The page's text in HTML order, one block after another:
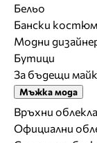
Бельо
Бански
Модни
Бутици
За бъдещи
Мъжка мода
Връхни облекла
Официални